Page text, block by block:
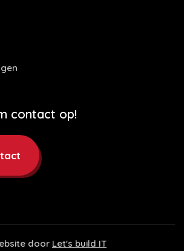
contact op!
door Let's build IT